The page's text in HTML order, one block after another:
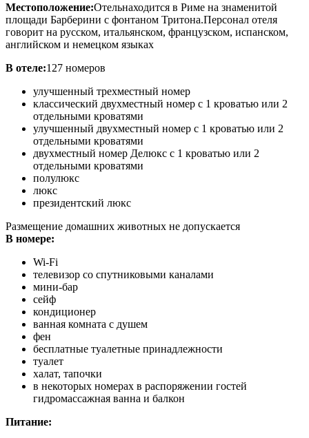
Местоположение:Отельнаходится в Риме на знаменитой
площади Барберини c фонтаном Тритона.Персонал отеля
говорит на русском, итальянском, французском, испанском,
английском и немецком языках
В отеле:127 номеров
улучшенный трехместный номер
классический двухместный номер с 1 кроватью или 2
отдельными кроватями
улучшенный двухместный номер с 1 кроватью или 2
отдельными кроватями
двухместный номер Делюкс с 1 кроватью или 2
отдельными кроватями
полулюкс
люкс
президентский люкс
Размещение домашних животных не допускается
В номере:
Wi-Fi
телевизор со спутниковыми каналами
мини-бар
сейф
кондиционер
ванная комната с душем
фен
бесплатные туалетные принадлежности
туалет
халат, тапочки
в некоторых номерах в распоряжении гостей
гидромассажная ванна и балкон
Питание: